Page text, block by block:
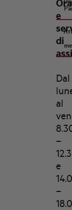
e
di
Dal
al
–
e
–